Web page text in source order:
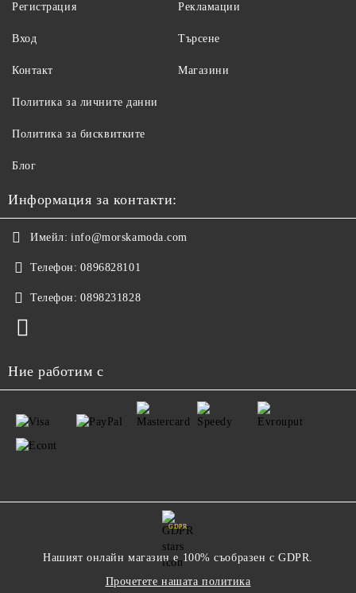
Регистрация
Вход
Контакт
Рекламации
Търсене
Магазини
Политика за личните данни
Политика за бисквитките
Блог
Информация за контакти:
Имейл: info@morskamoda.com
Телефон: 0896828101
Телефон: 0898231828
Ние работим с
GDPR
Нашият онлайн магазин е 100% съобразен с GDPR.
Прочетете нашата политика